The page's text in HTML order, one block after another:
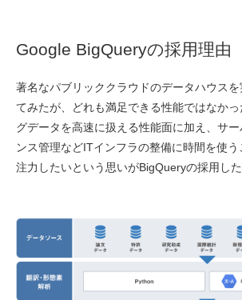
Google BigQueryの採用理由
著名なパブリッククラウドのデータハウス
てみたが、どれも満足できる性能ではなか
グデータを高速に扱える性能面に加え、サ
ンス管理などITインフラの整備に時間を使
注力したいという思いがBigQueryの採用した